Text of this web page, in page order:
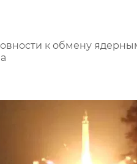
к обмену